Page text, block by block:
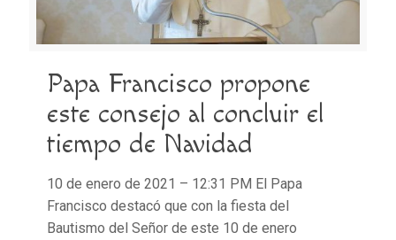
Papa Francisco propone
este consejo al concluir el
tiempo de Navidad
10 de enero de 2021 – 12:31 PM El Papa
Francisco destacó que con la fiesta del
Bautismo del Señor de este 10 de enero